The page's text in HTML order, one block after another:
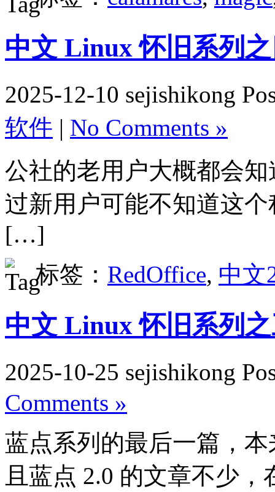
中文 Linux 怀旧系列
2025-12-10 sejishikong
软件 | No Comments »
公社的老用户大概都会
过新用户可能不知道这
[…]
标签： RedOffice, 中文
中文 Linux 怀旧系列
2025-10-25 sejishikong
Comments »
蓝点系列的最后一篇，
且蓝点 2.0 的文章不少